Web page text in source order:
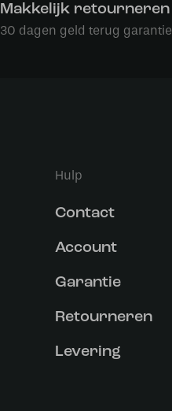
Makkelijk retourneren
30 dagen geld terug garantie
Hulp
Contact
Account
Garantie
Retourneren
Levering